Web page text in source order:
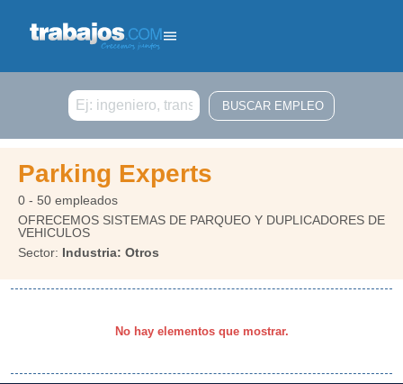
Buscar
Parking Experts
0 - 50 empleados
OFRECEMOS SISTEMAS DE PARQUEO Y DUPLICADORES DE
VEHICULOS
Sector: Industria: Otros
No hay elementos que mostrar.